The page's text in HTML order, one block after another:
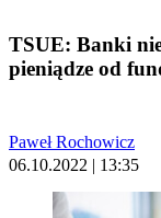
TSUE: Banki
pieniądze od
Paweł Rochowicz
06.10.2022 | 13:35